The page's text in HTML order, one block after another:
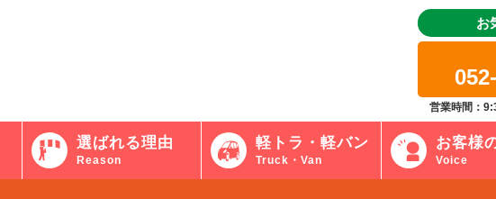
お
営業時間：
選ばれる理由
Reason
軽トラ・軽バン
Truck・Van
お客様
Voice